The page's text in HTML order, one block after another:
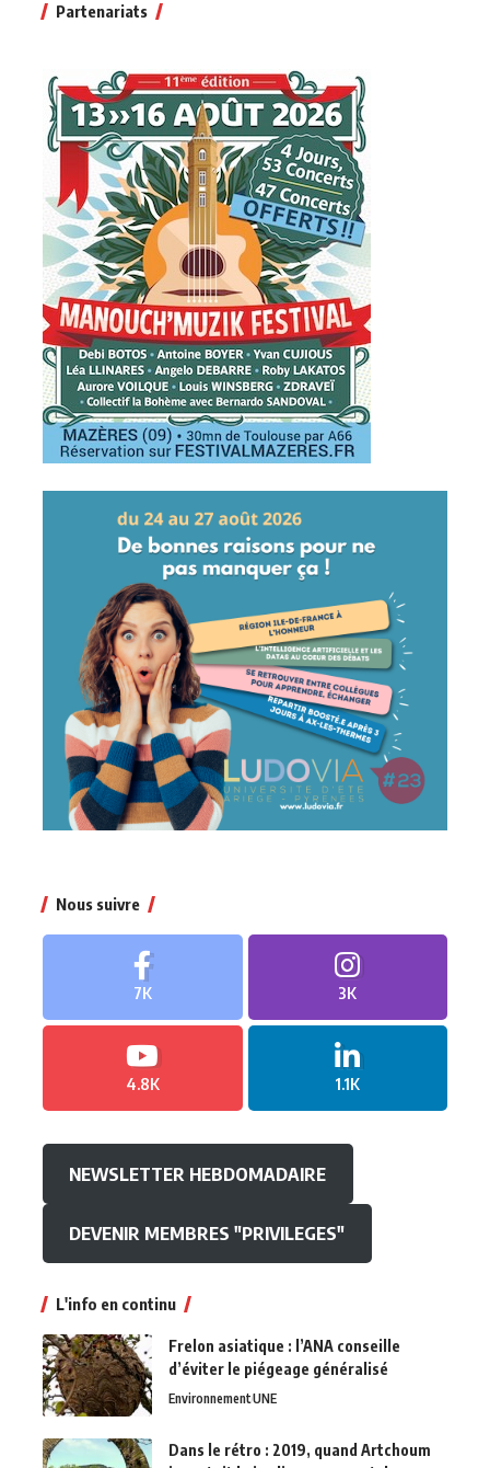
Partenariats
Nous suivre
7K 3K
4.8K 1.1K
NEWSLETTER HEBDOMADAIRE
DEVENIR MEMBRES "PRIVILEGES"
L'info en continu
Frelon asiatique : l’ANA conseille
d’éviter le piégeage généralisé
EnvironnementUNE
Dans le rétro : 2019, quand Artchoum